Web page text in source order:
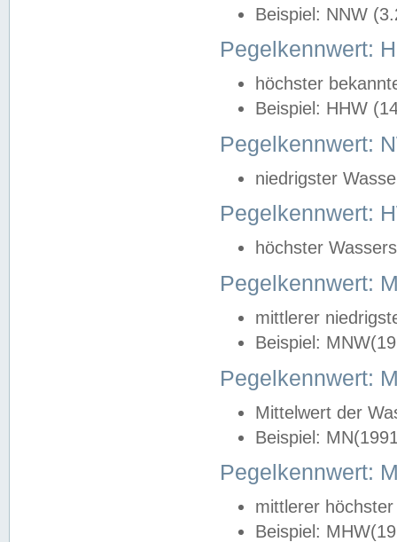
Beispiel: NNW
Pegelkennwert:
höchster
Beispiel: HHW
Pegelkennwert:
niedrigster
Pegelkennwert:
höchster
Pegelkennwert:
mittlerer
Beispiel:
Pegelkennwert:
Mittelwert der
Beispiel:
Pegelkennwert:
mittlerer
Beispiel: